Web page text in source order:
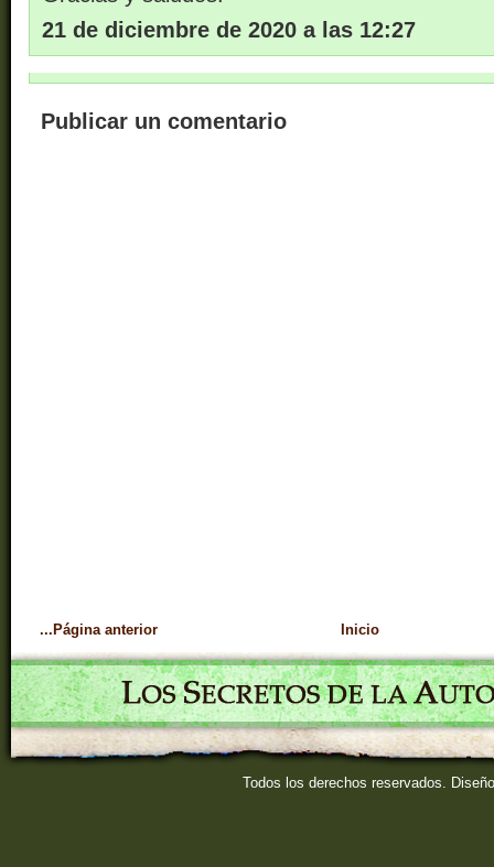
21 de diciembre de 2020 a las 12:27
Publicar un comentario
...Página anterior Inicio
Todos los derechos reservados.